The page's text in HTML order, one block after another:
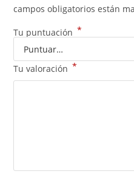
campos obligatorios están
Tu puntuación *
Tu valoración *